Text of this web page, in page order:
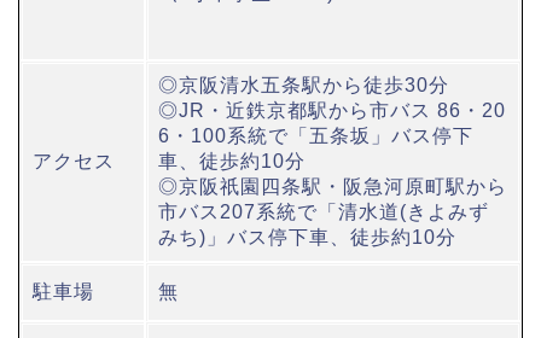
アクセス
◎京阪清水五条駅から徒歩30分
◎JR・近鉄京都駅から市バス 86・20
6・100系統で「五条坂」バス停下
車、徒歩約10分
◎京阪祇園四条駅・阪急河原町駅から
市バス207系統で「清水道(きよみず
みち)」バス停下車、徒歩約10分
駐車場 無